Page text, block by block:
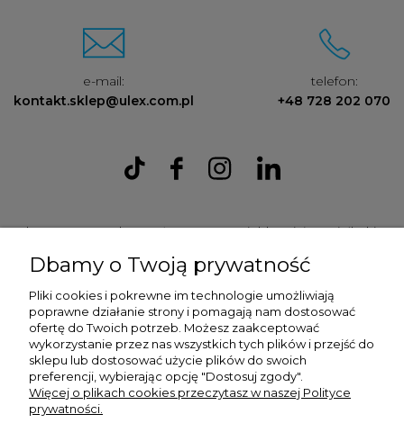
e-mail:
kontakt.sklep@ulex.com.pl
telefon:
+48 728 202 070
Ulex Sp. z O.O. , ul. T.T. Jeża 15, 43-300 Bielsko Biała, woj. śląskie,
9372470787
Dbamy o Twoją prywatność
Pliki cookies i pokrewne im technologie umożliwiają
poprawne działanie strony i pomagają nam dostosować
ofertę do Twoich potrzeb. Możesz zaakceptować
wykorzystanie przez nas wszystkich tych plików i przejść do
sklepu lub dostosować użycie plików do swoich
preferencji, wybierając opcję "Dostosuj zgody".
Więcej o plikach cookies przeczytasz w naszej Polityce
prywatności.